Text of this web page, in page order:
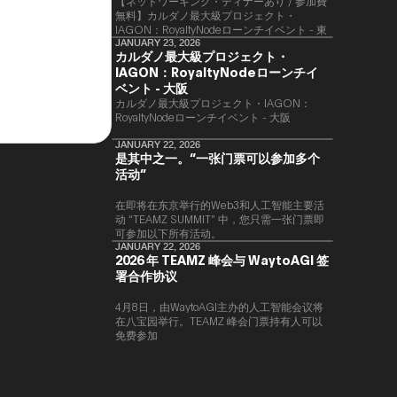
無料】カルダノ最大級プロジェクト・
IAGON：RoyaltyNodeローンチイベント - 東
京
JANUARY 23, 2026
カルダノ最大級プロジェクト・
IAGON：RoyaltyNodeローンチイ
ベント - 大阪
​カルダノ最大級プロジェクト・IAGON：
RoyaltyNodeローンチイベント - 大阪
JANUARY 22, 2026
是其中之一。“一张门票可以参加多个
活动”
在即将在东京举行的Web3和人工智能主要活
动 “TEAMZ SUMMIT” 中，您只需一张门票即
可参加以下所有活动。
JANUARY 22, 2026
2026 年 TEAMZ 峰会与 WaytoAGI 签
署合作协议
4月8日，由WaytoAGI主办的人工智能会议将
在八宝园举行。TEAMZ 峰会门票持有人可以
免费参加